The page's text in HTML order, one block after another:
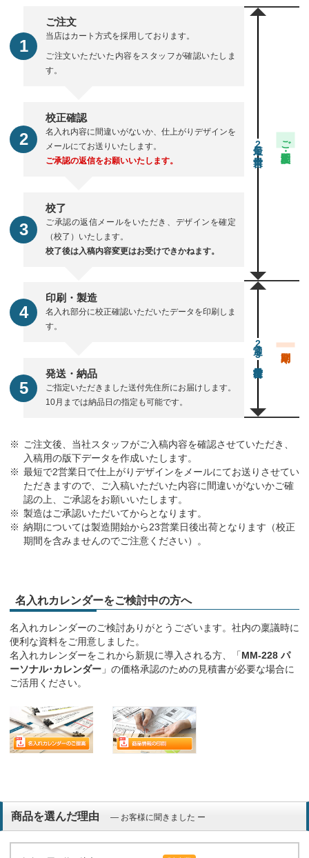
ご注文
当店はカート方式を採用しております。
ご注文いただいた内容をスタッフが確認いたしま
す。
校正確認
名入れ内容に間違いがないか、仕上がりデザインを
メールにてお送りいたします。
ご承認の返信をお願いいたします。
校了
ご承認の返信メールをいただき、デザインを確定
（校了）いたします。
校了後は入稿内容変更はお受けできかねます。
2 ご注文・校正期間
印刷・製造
名入れ部分に校正確認いただいたデータを印刷しま
す。
発送・納品
ご指定いただきました送付先住所にお届けします。
10月までは納品日の指定も可能です。
通常23営業日後出荷
ご注文後、当社スタッフがご入稿内容を確認させていただき、
入稿用の版下データを作成いたします。
最短で2営業日で仕上がりデザインをメールにてお送りさせてい
ただきますので、ご入稿いただいた内容に間違いがないかご確
認の上、ご承認をお願いいたします。
製造はご承認いただいてからとなります。
納期については製造開始から23営業日後出荷となります（校正
期間を含みませんのでご注意ください）。
名入れカレンダーをご検討中の方へ
名入れカレンダーのご検討ありがとうございます。社内の稟議時に
便利な資料をご用意しました。
名入れカレンダーをこれから新規に導入される方、「MM-228 パ
ーソナル･カレンダー 」の価格承認のための見積書が必要な場合に
ご活用ください。
商品を選んだ理由 ― お客様に聞きました ー